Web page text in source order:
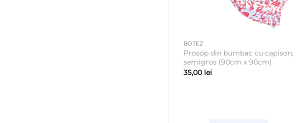
BOTEZ
Prosop din bumbac cu capison,
semigros (90cm x 90cm)
35,00 lei